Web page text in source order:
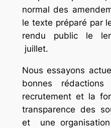
normal des
le texte préparé par
rendu public le
juillet.
Nous essayons
bonnes
recrutement et la
transparence des
et une